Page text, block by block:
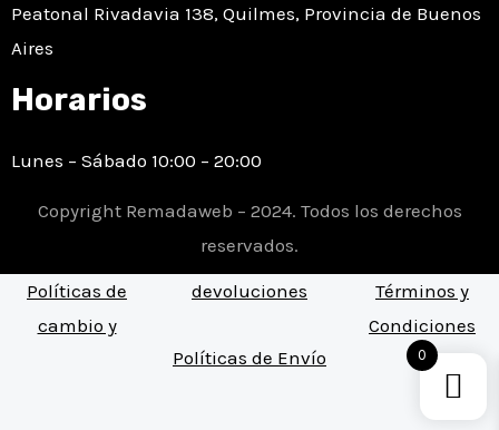
e
o
o
k
t
a
p
p
t
r
a
Peatonal Rivadavia 138, Quilmes, Provincia de Buenos
Aires
Horarios
Lunes – Sábado 10:00 – 20:00
Copyright Remadaweb – 2024. Todos los derechos
reservados.
Políticas de
cambio y
devoluciones
Políticas de Envío
Términos y
Condiciones
0